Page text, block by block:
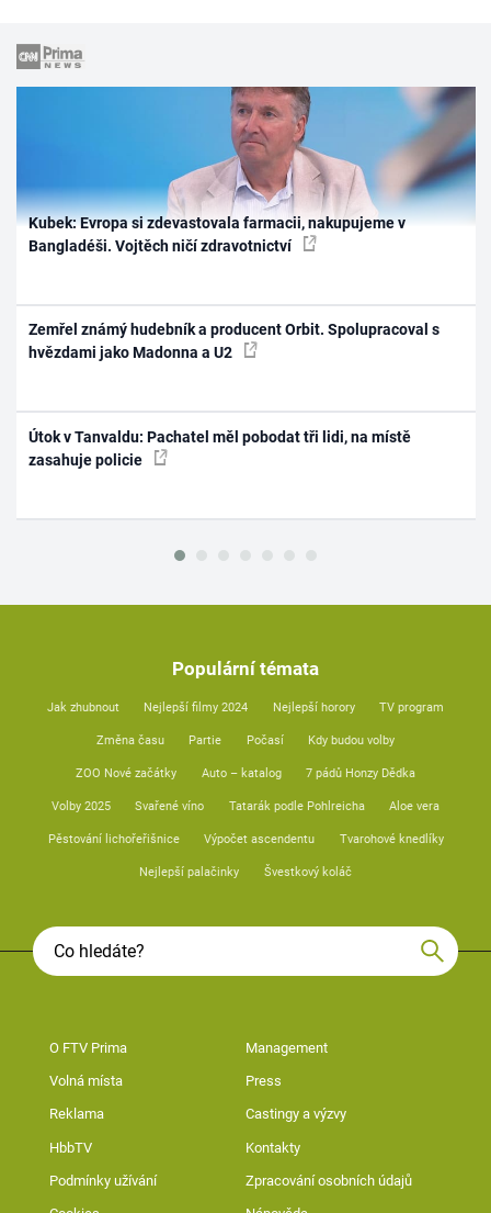
Kubek: Evropa si zdevastovala farmacii, nakupujeme v
Bangladéši. Vojtěch ničí zdravotnictví
Zemřel známý hudebník a producent Orbit. Spolupracoval s
hvězdami jako Madonna a U2
Útok v Tanvaldu: Pachatel měl pobodat tři lidi, na místě
zasahuje policie
Populární témata
Jak zhubnout Nejlepší filmy 2024 Nejlepší horory TV program
Změna času Partie Počasí Kdy budou volby
ZOO Nové začátky Auto – katalog 7 pádů Honzy Dědka
Volby 2025 Svařené víno Tatarák podle Pohlreicha Aloe vera
Pěstování lichořeřišnice Výpočet ascendentu Tvarohové knedlíky
Nejlepší palačinky Švestkový koláč
O FTV Prima Management
Volná místa Press
Reklama Castingy a výzvy
HbbTV Kontakty
Podmínky užívání Zpracování osobních údajů